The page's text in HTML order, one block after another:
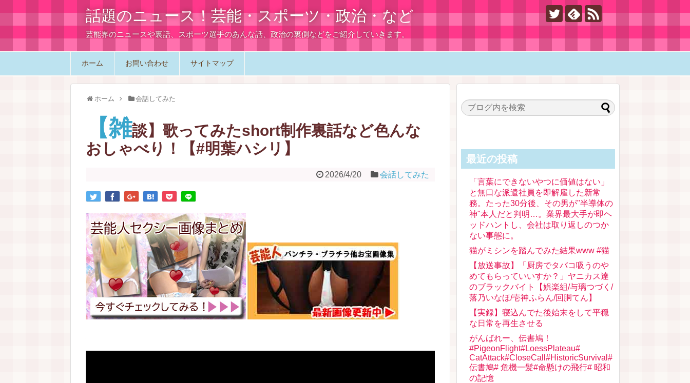
話題のニュース！芸能・スポーツ・政治・など
芸能界のニュースや裏話、スポーツ選手のあんな話、政治の裏側などをご紹介していきます。
ホーム お問い合わせ サイトマップ
ホーム 会話してみた
【雑談】歌ってみたshort制作裏話など色んな
おしゃべり！【#明葉ハシリ】
2026/4/20 会話してみた
最近の投稿
「言葉にできないやつに価値はない」
と無口な派遣社員を即解雇した新常
務。たった30分後、その男が"半導体の
神"本人だと判明…。業界最大手が即ヘ
ッドハントし、会社は取り返しのつか
ない事態に。
猫がミシンを踏んでみた結果www #猫
【放送事故】「厨房でタバコ吸うのや
めてもらっていいすか？」ヤニカス達
のブラックバイト【娯楽組/与璃つづく/
落乃いなほ/壱神ふらん/回胴てん】
【実録】寝込んでた後始末をして平穏
な日常を再生させる
がんばれー、伝書鳩！
#PigeonFlight#LoessPlateau#
CatAttack#CloseCall#HistoricSurvival#
伝書鳩# 危機一髪#命懸けの飛行# 昭和
の記憶